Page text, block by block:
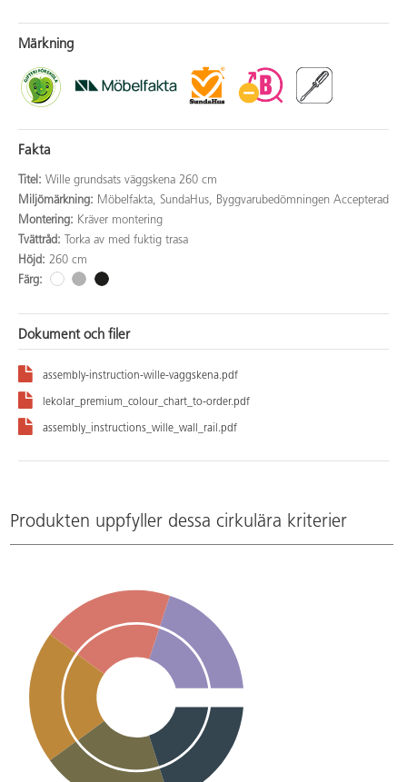
Märkning
Fakta
Titel: Wille grundsats väggskena 260 cm
Miljömärkning: Möbelfakta, SundaHus, Byggvarubedömningen Accepterad
Montering: Kräver montering
Tvättråd:
Torka av med fuktig trasa
Höjd: 260 cm
Färg:
Dokument och filer
assembly-instruction-wille-vaggskena.pdf
lekolar_premium_colour_chart_to-order.pdf
assembly_instructions_wille_wall_rail.pdf
Produkten uppfyller dessa cirkulära kriterier